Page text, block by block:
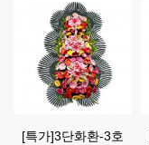
[특가]3단화환-3호